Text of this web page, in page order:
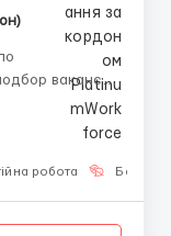
этапах
робота Без